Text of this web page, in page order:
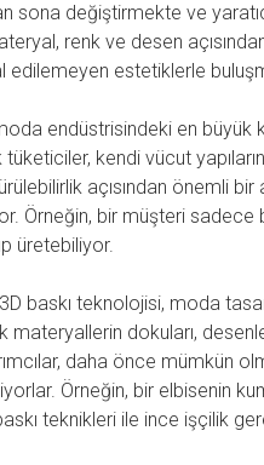
sona değiştirmekte ve
renk ve desen
estetiklerle
endüstrisindeki en büyük
tüketiciler, kendi vücut
açısından önemli
Örneğin, bir müşteri
üretebiliyor.
baskı teknolojisi, moda
materyallerin dokuları,
daha önce mümkün
Örneğin, bir elbisenin
teknikleri ile ince işçilik